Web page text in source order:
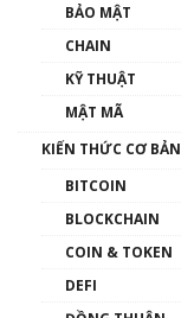
BẢO MẬT
CHAIN
KỸ THUẬT
MẬT MÃ
KIẾN THỨC CƠ BẢN
BITCOIN
BLOCKCHAIN
COIN & TOKEN
DEFI